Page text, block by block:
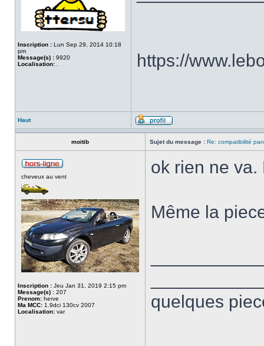
Inscription : Lun Sep 29, 2014 10:18
pm
Message(s) : 9920
Localisation:
https://
Haut
moitib Sujet du message : Re: compatibilité
cheveux au vent
Inscription : Jeu Jan 31, 2019 2:15 pm
Message(s) : 207
Prenom: herve
Ma MCC: 1.9dci 130cv 2007
Localisation: var
ok rien ne va.
Même la
quelques